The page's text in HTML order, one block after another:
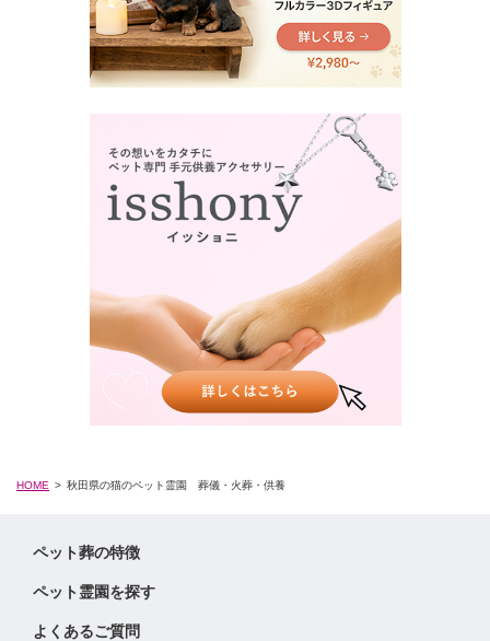
HOME 秋田県の猫のペット霊園 葬儀・火葬・供養
ペット葬の特徴
ペット霊園を探す
よくあるご質問